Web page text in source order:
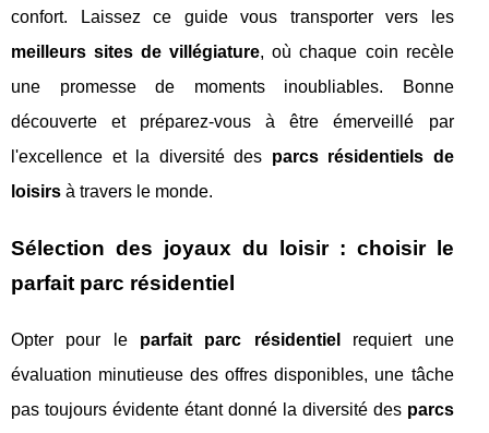
confort. Laissez ce guide vous transporter vers les
meilleurs sites de villégiature, où chaque coin recèle
une promesse de moments inoubliables. Bonne
découverte et préparez-vous à être émerveillé par
l'excellence et la diversité des parcs résidentiels de
loisirs à travers le monde.
Sélection des joyaux du loisir : choisir le
parfait parc résidentiel
Opter pour le parfait parc résidentiel
requiert une
évaluation minutieuse des offres disponibles, une tâche
pas toujours évidente étant donné la diversité des parcs